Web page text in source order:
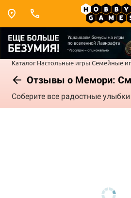
Каталог Настольные игры Семейные
Отзывы о Мемори:
Соберите все радостные улыбки